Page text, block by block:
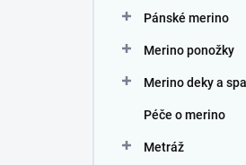
Pánské merino
Merino ponožky
Merino deky a
Péče o merino
Metráž